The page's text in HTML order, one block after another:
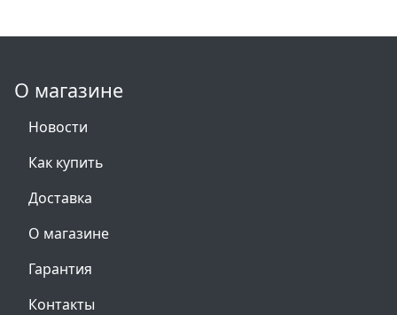
О магазине
Новости
Как купить
Доставка
О магазине
Гарантия
Контакты